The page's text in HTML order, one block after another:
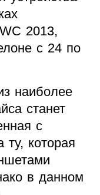
2013,
с 24 по
наиболее
станет
с
ту, которая
в данном